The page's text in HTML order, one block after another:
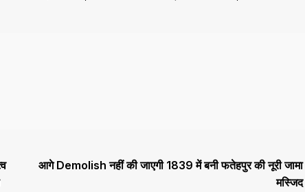
आगे Demolish नहीं की जाएगी 1839 में बनी फतेहपुर की नूरी जामा
मस्जिद